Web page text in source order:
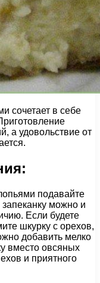
сочетает в себе
а удовольствие от
подавайте
можно и
Если будете
шкурку с орехов,
добавить мелко
вместо овсяных
и приятного